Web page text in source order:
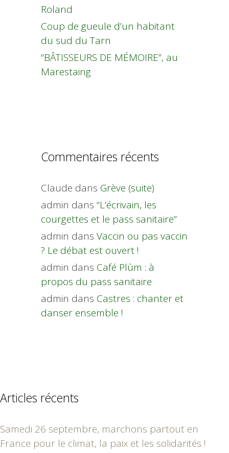
Roland
Coup de gueule d’un habitant
du sud du Tarn
“BÂTISSEURS DE MÉMOIRE”, au
Marestaing
Commentaires récents
Claude dans Grève (suite)
admin dans “L’écrivain, les
courgettes et le pass sanitaire”
admin dans Vaccin ou pas vaccin
? Le débat est ouvert !
admin dans Café Plùm : à
propos du pass sanitaire
admin dans Castres : chanter et
danser ensemble !
Articles récents
Samedi 26 septembre, marchons partout en
France pour le climat, la paix et les solidarités !